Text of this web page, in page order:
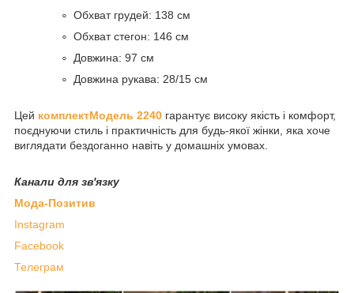
Обхват грудей: 138 см
Обхват стегон: 146 см
Довжина: 97 см
Довжина рукава: 28/15 см
Цей комплектМодель 2240 гарантує високу якість і комфорт,
поєднуючи стиль і практичність для будь-якої жінки, яка хоче
виглядати бездоганно навіть у домашніх умовах.
Канали для зв'язку
Мода-Позитив
Instagram
Facebook
Телеграм